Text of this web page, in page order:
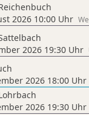
2026 10:00 Uhr
2026 19:30 Uhr
2026 18:00 Uhr
2026 19:30 Uhr